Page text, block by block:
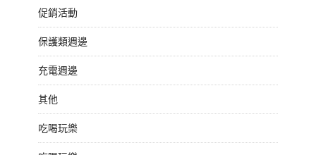
促銷活動
保護類週邊
充電週邊
其他
吃喝玩樂